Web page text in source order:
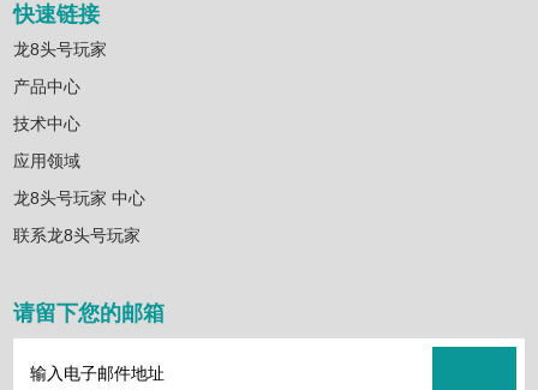
快速链接
龙8头号玩家
产品中心
技术中心
应用领域
龙8头号玩家 中心
联系龙8头号玩家
请留下您的邮箱